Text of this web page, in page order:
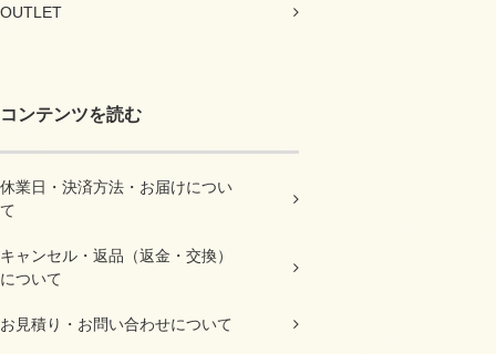
OUTLET
コンテンツを読む
休業日・決済方法・お届けについ
て
キャンセル・返品（返金・交換）
について
お見積り・お問い合わせについて